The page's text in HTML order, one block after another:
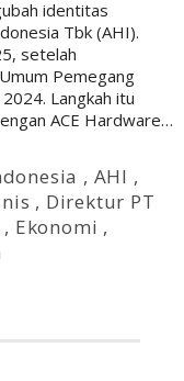
identitas
Tbk (AHI).
setelah
Pemegang
2024. Langkah itu
ACE Hardware…
, AHI ,
, Direktur PT
, Ekonomi ,